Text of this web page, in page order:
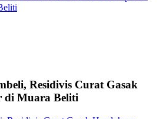
Residivis Curat Gasak
di Muara Beliti